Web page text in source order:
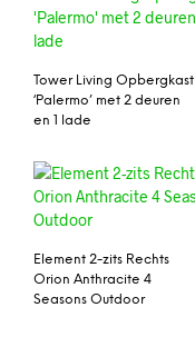
Tower Living Opbergkast
‘Palermo’ met 2 deuren
en 1 lade
Element 2-zits Rechts
Orion Anthracite 4
Seasons Outdoor